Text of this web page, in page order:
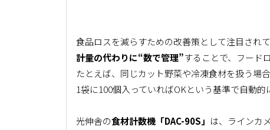
食品ロスを減らすための改善策として注目されて
計量の代わりに“数で管理”することで、フード
たとえば、同じカット野菜や冷凍食材を扱う場合
1袋に100個入っていればOKという基準で自動
光伸舎の食材計数機「DAC-90S」 は、ラインカ